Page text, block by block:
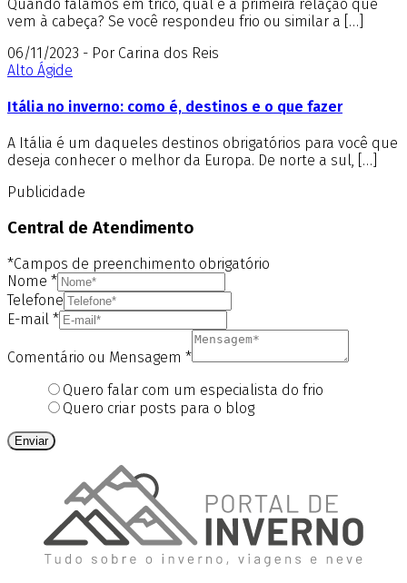
Quando falamos em tricô, qual é a primeira relação que
vem à cabeça? Se você respondeu frio ou similar a […]
06/11/2023 - Por Carina dos Reis
Alto Ágide
Itália no inverno: como é, destinos e o que fazer
A Itália é um daqueles destinos obrigatórios para você que
deseja conhecer o melhor da Europa. De norte a sul, […]
Publicidade
Central de Atendimento
*Campos de preenchimento obrigatório
Nome *
Telefone
E-mail *
Comentário ou Mensagem *
Quero falar com um especialista do frio
Quero criar posts para o blog
Enviar